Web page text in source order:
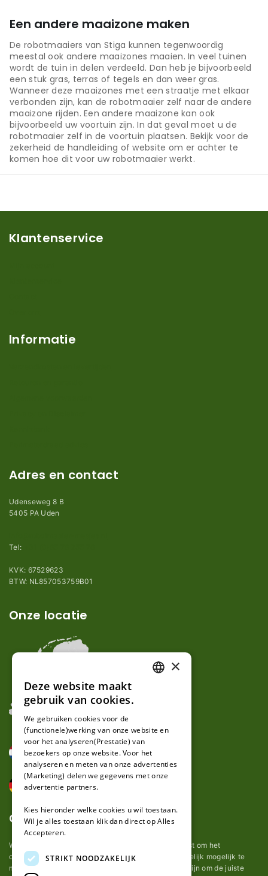
Een andere maaizone maken
De robotmaaiers van Stiga kunnen tegenwoordig
meestal ook andere maaizones maaien. In veel tuinen
wordt de tuin in delen verdeeld. Dan heb je bijvoorbeeld
een stuk gras, terras of tegels en dan weer gras.
Wanneer deze maaizones met een straatje met elkaar
verbonden zijn, kan de robotmaaier zelf naar de andere
maaizone rijden. Een andere maaizone kan ook
bijvoorbeeld uw voortuin zijn. In dat geval moet u de
robotmaaier zelf in de voortuin plaatsen. Bekijk voor de
zekerheid de handleiding of website om er achter te
komen hoe dit voor uw robotmaaier werkt.
Klantenservice
Informatie
Adres en contact
Udenseweg 8 B
5405 PA Uden
Tel:
KVK: 67529623
BTW: NL857053759B01
Onze locatie
Over ons
Wij van robotmaaier-mesjes.nl doen ons uiterste best om het
onderhoud van robot grasmaaier mesjes zo gemakkelijk mogelijk te
maken. Uit ervaring merkten we hoe lastig het kan zijn om de juiste
GERMAN
×
Deze website maakt
gebruik van cookies.
We gebruiken cookies voor de
(functionele)werking van onze website en
voor het analyseren(Prestatie) van
bezoekers op onze website. Voor het
analyseren en meten van onze advertenties
(Marketing) delen we gegevens met onze
advertentie partners.
Kies hieronder welke cookies u wil toestaan.
Wil je alles toestaan klik dan direct op Alles
Accepteren.
STRIKT NOODZAKELIJK